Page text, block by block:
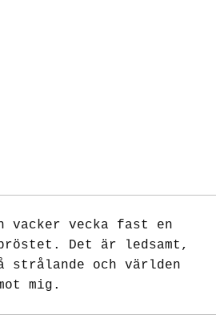
vacker vecka fast en
Det är ledsamt,
strålande och världen
mig.